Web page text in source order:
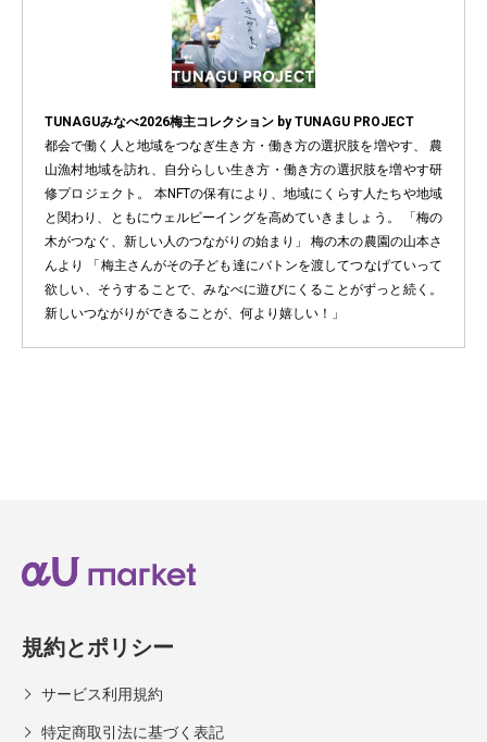
TUNAGUみなべ2026梅主コレクション by TUNAGU PROJECT
都会で働く人と地域をつなぎ生き方・働き方の選択肢を増やす、 農
山漁村地域を訪れ、自分らしい生き方・働き方の選択肢を増やす研
修プロジェクト。 本NFTの保有により、地域にくらす人たちや地域
と関わり、ともにウェルビーイングを高めていきましょう。 「梅の
木がつなぐ、新しい人のつながりの始まり」 梅の木の農園の山本さ
んより 「梅主さんがその子ども達にバトンを渡してつなげていって
欲しい、そうすることで、みなべに遊びにくることがずっと続く。
新しいつながりができることが、何より嬉しい！」
規約とポリシー
サービス利用規約
特定商取引法に基づく表記